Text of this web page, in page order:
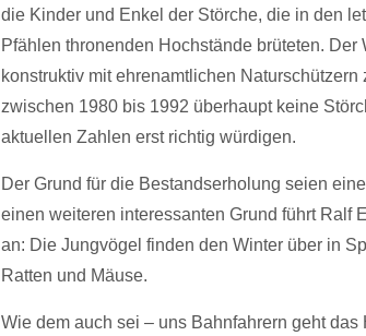
die Kinder und Enkel der Störche, die in den
Pfählen thronenden Hochstände brüteten.
konstruktiv mit ehrenamtlichen
zwischen 1980 bis 1992 überhaupt keine
aktuellen Zahlen erst richtig würdigen.
Der Grund für die Bestandserholung seien
einen weiteren interessanten Grund führt Ralf
an: Die Jungvögel finden den Winter über in
Ratten und Mäuse.
Wie dem auch sei – uns Bahnfahrern geht